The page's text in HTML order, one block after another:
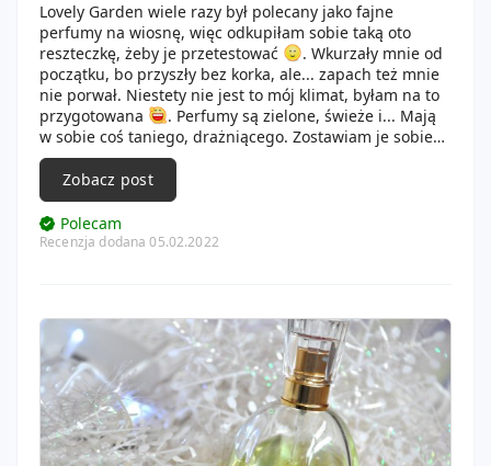
Lovely Garden wiele razy był polecany jako fajne
perfumy na wiosnę, więc odkupiłam sobie taką oto
reszteczkę, żeby je przetestować
. Wkurzały mnie od
początku, bo przyszły bez korka, ale... zapach też mnie
nie porwał. Niestety nie jest to mój klimat, byłam na to
przygotowana
. Perfumy są zielone, świeże i... Mają
w sobie coś taniego, drażniącego. Zostawiam je sobie
póki co, żeby przetestować latem, ale nie spodziewam
się wielkiej miłości
bywa i tak
.
Zobacz post
Polecam
Recenzja dodana 05.02.2022